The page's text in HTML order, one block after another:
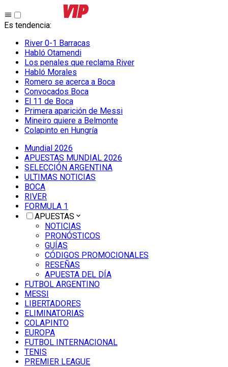
Es tendencia:
River 0-1 Barracas
Habló Otamendi
Los penales que reclama River
Habló Morales
Romero se acerca a Boca
Convocados Boca
El 11 de Boca
Primera aparición de Messi
Mineiro quiere a Belmonte
Colapinto en Hungría
Mundial 2026
APUESTAS MUNDIAL 2026
SELECCIÓN ARGENTINA
ULTIMAS NOTICIAS
BOCA
RIVER
FORMULA 1
APUESTAS
NOTICIAS
PRONÓSTICOS
GUÍAS
CÓDIGOS PROMOCIONALES
RESEÑAS
APUESTA DEL DÍA
FUTBOL ARGENTINO
MESSI
LIBERTADORES
ELIMINATORIAS
COLAPINTO
EUROPA
FUTBOL INTERNACIONAL
TENIS
PREMIER LEAGUE